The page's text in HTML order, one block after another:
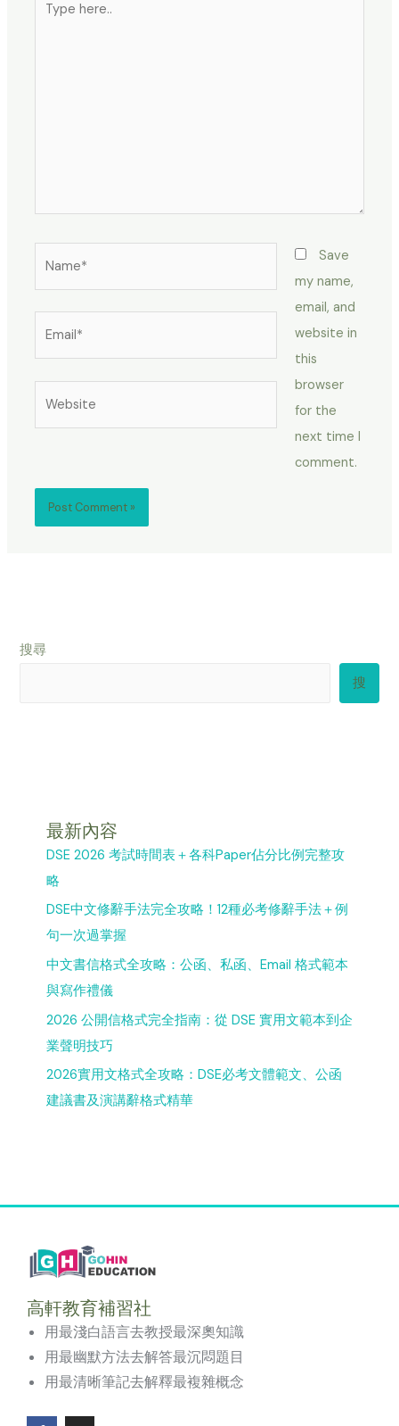
Save
my name,
email, and
website in
this
browser
for the
next time I
comment.
搜尋
搜
最新內容
DSE 2026 考試時間表＋各科Paper佔分比例完整攻
略
DSE中文修辭手法完全攻略！12種必考修辭手法＋例
句一次過掌握
中文書信格式全攻略：公函、私函、Email 格式範本
與寫作禮儀
2026 公開信格式完全指南：從 DSE 實用文範本到企
業聲明技巧
2026實用文格式全攻略：DSE必考文體範文、公函
建議書及演講辭格式精華
高軒教育補習社
用最淺白語言去教授最深奧知識
用最幽默方法去解答最沉悶題目
用最清晰筆記去解釋最複雜概念